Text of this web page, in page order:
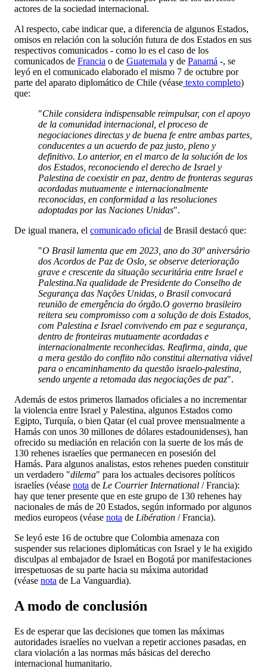
actores de la sociedad internacional.
Al respecto, cabe indicar que, a diferencia de algunos Estados,
omisos en relación con la solución futura de dos Estados en sus
respectivos comunicados - como lo es el caso de los
comunicados de Francia o de Guatemala y de Panamá -, se
leyó en el comunicado elaborado el mismo 7 de octubre por
parte del aparato diplomático de Chile (véase texto completo)
que:
"Chile considera indispensable reimpulsar, con el apoyo
de la comunidad internacional, el proceso de
negociaciones directas y de buena fe entre ambas partes,
conducentes a un acuerdo de paz justo, pleno y
definitivo. Lo anterior, en el marco de la solución de los
dos Estados, reconociendo el derecho de Israel y
Palestina de coexistir en paz, dentro de fronteras seguras
acordadas mutuamente e internacionalmente
reconocidas, en conformidad a las resoluciones
adoptadas por las Naciones Unidas".
De igual manera, el comunicado oficial de Brasil destacó que:
"O Brasil lamenta que em 2023, ano do 30º aniversário
dos Acordos de Paz de Oslo, se observe deterioração
grave e crescente da situação securitária entre Israel e
Palestina.Na qualidade de Presidente do Conselho de
Segurança das Nações Unidas, o Brasil convocará
reunião de emergência do órgão.O governo brasileiro
reitera seu compromisso com a solução de dois Estados,
com Palestina e Israel convivendo em paz e segurança,
dentro de fronteiras mutuamente acordadas e
internacionalmente reconhecidas. Reafirma, ainda, que
a mera gestão do conflito não constitui alternativa viável
para o encaminhamento da questão israelo-palestina,
sendo urgente a retomada das negociações de paz".
Además de estos primeros llamados oficiales a no incrementar
la violencia entre Israel y Palestina, algunos Estados como
Egipto, Turquía, o bien Qatar (el cual provee mensualmente a
Hamás con unos 30 millones de dólares estadounidenses), han
ofrecido su mediación en relación con la suerte de los más de
130 rehenes israelíes que permanecen en posesión del
Hamás. Para algunos analistas, estos rehenes pueden constituir
un verdadero "dilema" para los actuales decisores políticos
israelíes (véase nota de Le Courrier International / Francia):
hay que tener presente que en este grupo de 130 rehenes hay
nacionales de más de 20 Estados, según informado por algunos
medios europeos (véase nota de Libération / Francia).
Se leyó este 16 de octubre que Colombia amenaza con
suspender sus relaciones diplomáticas con Israel y le ha exigido
disculpas al embajador de Israel en Bogotá por manifestaciones
irrespetuosas de su parte hacia su máxima autoridad
(véase nota de La Vanguardia).
A modo de conclusión
Es de esperar que las decisiones que tomen las máximas
autoridades israelíes no vuelvan a repetir acciones pasadas, en
clara violación a las normas más básicas del derecho
internacional humanitario.